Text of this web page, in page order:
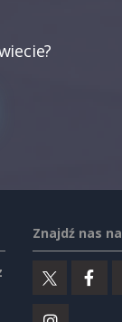
Znajdź nas na